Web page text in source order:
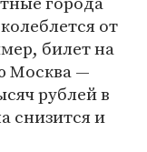
от
билет на
Москва —
рублей в
снизится и